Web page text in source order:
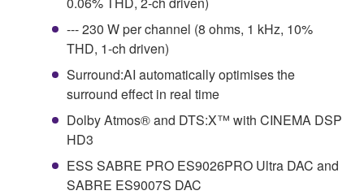
--- 230 W per channel (8 ohms, 1 kHz, 10%
THD, 1-ch driven)
Surround:AI automatically optimises the
surround effect in real time
Dolby Atmos® and DTS:X™ with CINEMA DSP
HD3
ESS SABRE PRO ES9026PRO Ultra DAC and
SABRE ES9007S DAC